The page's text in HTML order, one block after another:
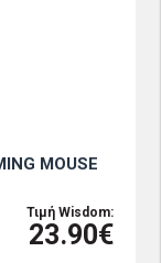
MOUSE
Τιμή Wisdom:
23.90€